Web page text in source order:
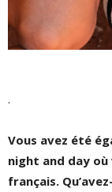
.
Vous avez été
night and day
français.